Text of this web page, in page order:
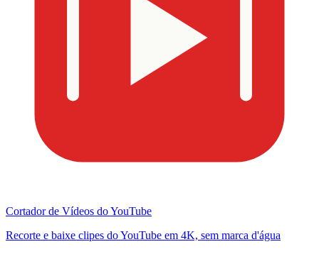
Cortador de Vídeos do YouTube
Recorte e baixe clipes do YouTube em 4K, sem marca d'água